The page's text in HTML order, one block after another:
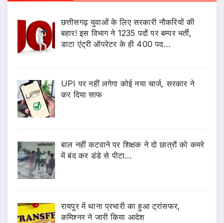
छत्तीसगढ़ युवाओं के लिए सरकारी नौकरियों की
बहार! इस विभाग ने 1235 पदों पर बम्पर भर्ती,
डाटा एंट्री ऑपरेटर के ही 400 पद…
UPI पर नहीं लगेगा कोई नया चार्ज, सरकार ने
कर दिया साफ
बाल नहीं कटवाने पर शिक्षक ने दो छात्रों को कमरे
में बंद कर डंडे से पीटा…
रायपुर में थाना प्रभारी का हुआ ट्रांसफर,
कमिश्नर ने जारी किया आदेश